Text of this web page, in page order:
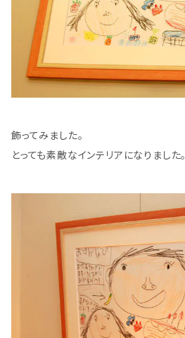
飾ってみました。
とっても素敵なインテリアになりました。